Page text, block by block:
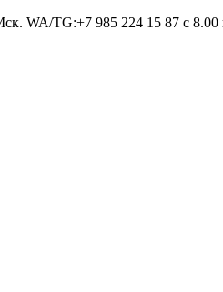
WA/TG:+7 985 224 15 87 c